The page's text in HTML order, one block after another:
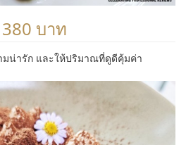
380 บาท
มน่ารัก และให้ปริมาณที่ดูดีคุ้มค่า